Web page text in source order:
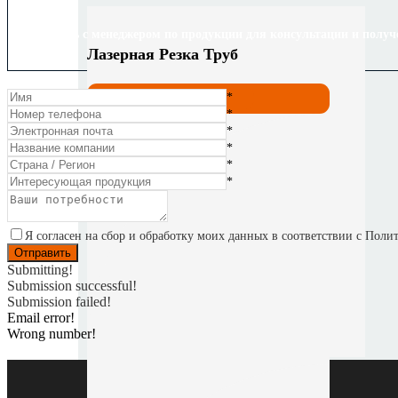
Лазерная Резка Труб
*
*
*
*
*
*
Я согласен на сбор и обработку моих данных в соответствии с
Submitting!
Submission successful!
Submission failed!
Email error!
Wrong number!